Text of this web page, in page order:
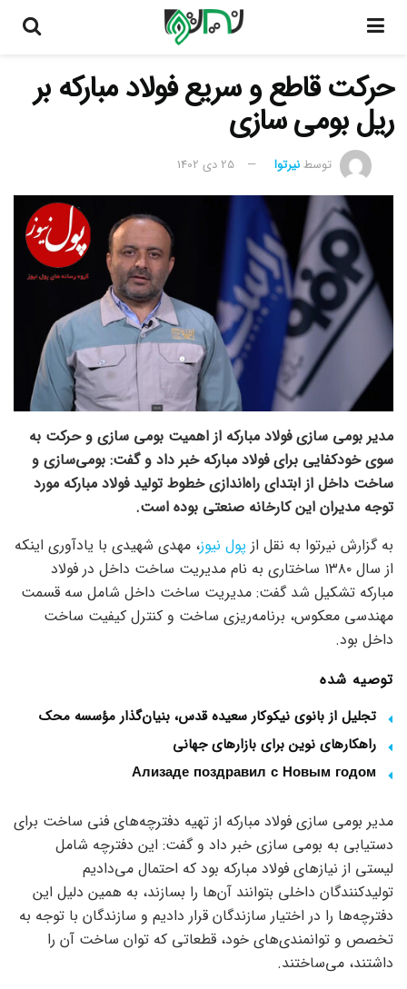
حرکت قاطع و سریع فولاد مبارکه بر
ریل بومی سازی
توسطنیرتوا 25 دی 1402
مدیر بومی سازی فولاد مبارکه از اهمیت بومی سازی و حرکت به
سوی خودکفایی برای فولاد مبارکه خبر داد و گفت: بومی‌سازی و
ساخت داخل از ابتدای راه‌اندازی خطوط تولید فولاد مبارکه مورد
توجه مدیران این کارخانه صنعتی بوده است.
به گزارش نیرتوا به نقل از پول نیوز، مهدی شهیدی با یادآوری اینکه
از سال ۱۳۸۰ ساختاری به نام مدیریت ساخت داخل در فولاد
مبارکه تشکیل شد گفت: مدیریت ساخت داخل شامل سه قسمت
مهندسی معکوس، برنامه‌ریزی ساخت و کنترل کیفیت ساخت
داخل بود.
توصیه شده
تجلیل از بانوی نیکوکار سعیده قدس، بنیان‌گذار مؤسسه محک
راهکارهای نوین برای بازارهای جهانی
Ализаде поздравил с Новым годом
مدیر بومی سازی فولاد مبارکه از تهیه دفترچه‌های فنی ساخت برای
دستیابی به بومی سازی خبر داد و گفت: این دفترچه شامل
لیستی از نیاز‌های فولاد مبارکه بود که احتمال می‌دادیم
تولیدکنندگان داخلی بتوانند آن‌ها را بسازند، به همین دلیل این
دفترچه‌ها را در اختیار سازندگان قرار دادیم و سازندگان با توجه به
تخصص و توانمندی‌های خود، قطعاتی که توان ساخت آن را
داشتند، می‌ساختند.